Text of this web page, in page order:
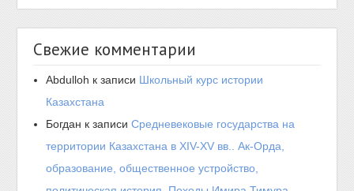
Свежие комментарии
Abdulloh к записи Школьный курс истории
Казахстана
Богдан к записиСредневековые государства на
территории Казахстана в XIV-XV вв.. Ак-Орда,
образование, общественное устройство,